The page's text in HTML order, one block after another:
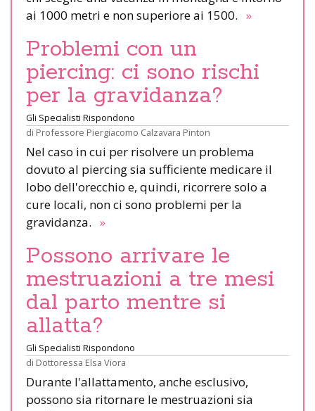
ai 1000 metri e non superiore ai 1500. »
Problemi con un
piercing: ci sono rischi
per la gravidanza?
Gli Specialisti Rispondono
di Professore Piergiacomo Calzavara Pinton
Nel caso in cui per risolvere un problema
dovuto al piercing sia sufficiente medicare il
lobo dell'orecchio e, quindi, ricorrere solo a
cure locali, non ci sono problemi per la
gravidanza. »
Possono arrivare le
mestruazioni a tre mesi
dal parto mentre si
allatta?
Gli Specialisti Rispondono
di Dottoressa Elsa Viora
Durante l'allattamento, anche esclusivo,
possono sia ritornare le mestruazioni sia